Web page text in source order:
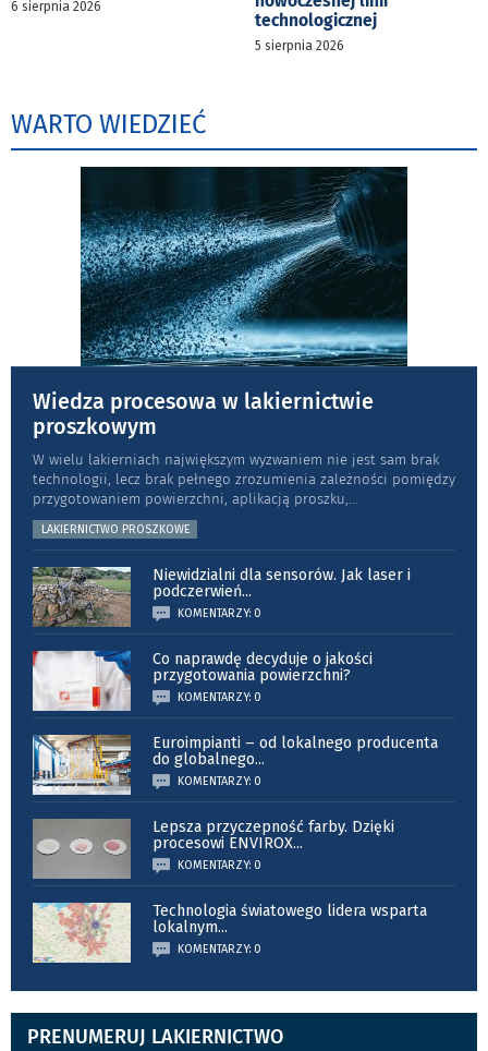
6 sierpnia 2026
technologicznej
5 sierpnia 2026
WARTO WIEDZIEĆ
Wiedza procesowa w lakiernictwie
proszkowym
W wielu lakierniach największym wyzwaniem nie jest sam brak
technologii, lecz brak pełnego zrozumienia zależności pomiędzy
przygotowaniem powierzchni, aplikacją proszku,...
LAKIERNICTWO PROSZKOWE
Niewidzialni dla sensorów. Jak laser i
podczerwień...
KOMENTARZY: 0
Co naprawdę decyduje o jakości
przygotowania powierzchni?
KOMENTARZY: 0
Euroimpianti – od lokalnego producenta
do globalnego...
KOMENTARZY: 0
Lepsza przyczepność farby. Dzięki
procesowi ENVIROX...
KOMENTARZY: 0
Technologia światowego lidera wsparta
lokalnym...
KOMENTARZY: 0
PRENUMERUJ LAKIERNICTWO